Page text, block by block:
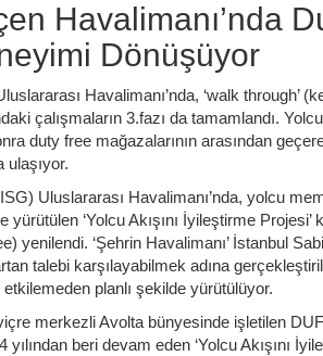
Havalimanı’nda
Dönüşüyor
Havalimanı’nda, ‘walk through’
çalışmaların 3.fazı da tamamlandı.
duty free mağazalarının arasından
ulaşıyor.
Uluslararası Havalimanı’nda, yolcu
yürütülen ‘Yolcu Akışını İyileştirme Projesi’
yenilendi. ‘Şehrin Havalimanı’ İstanbul
talebi karşılayabilmek adına
planlı şekilde yürütülüyor.
merkezli Avolta bünyesinde işletilen
yılından beri devam eden ‘Yolcu Akışını